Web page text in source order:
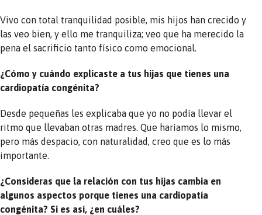
Vivo con total tranquilidad posible, mis hijos han crecido y
las veo bien, y ello me tranquiliza; veo que ha merecido la
pena el sacrificio tanto físico como emocional.
¿Cómo y cuándo explicaste a tus hijas que tienes una
cardiopatía congénita?
Desde pequeñas les explicaba que yo no podía llevar el
ritmo que llevaban otras madres. Que haríamos lo mismo,
pero más despacio, con naturalidad, creo que es lo más
importante.
¿Consideras que la relación con tus hijas cambia en
algunos aspectos porque tienes una cardiopatía
congénita? Si es así, ¿en cuáles?